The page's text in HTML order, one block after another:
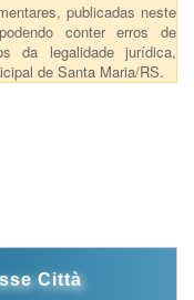
publicadas neste
conter erros de
da legalidade jurídica,
de Santa Maria/RS.
Città